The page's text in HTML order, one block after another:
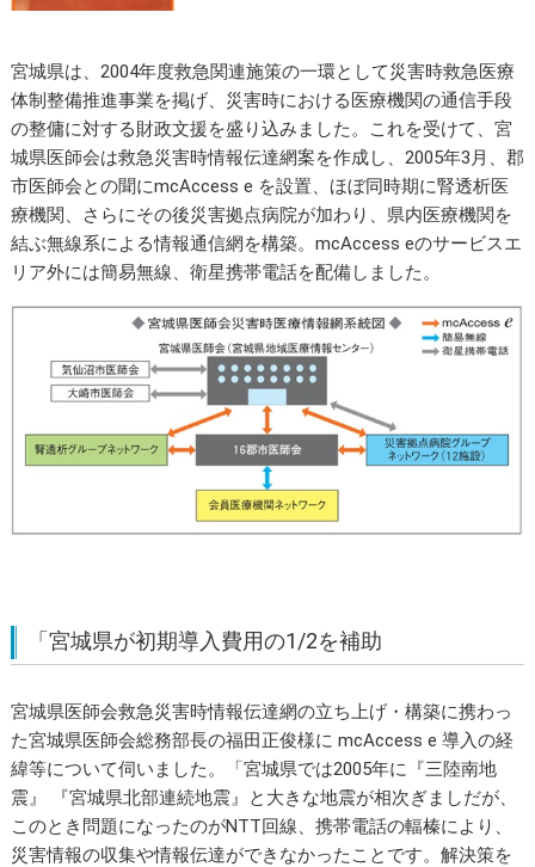
宮城県は、2004年度救急関連施策の一環として災害時救急医療
体制整備推進事業を掲げ、災害時における医療機関の通信手段
の整傭に対する財政文援を盛り込みました。これを受けて、宮
城県医師会は救急災害時情報伝達網案を作成し、2005年3月、郡
市医師会との聞にmcAccess e を設置、ほぼ同時期に腎透析医
療機関、さらにその後災害拠点病院が加わり、県内医療機関を
結ぶ無線系による情報通信網を構築。mcAccess eのサービスエ
リア外には簡易無線、衛星携帯電話を配備しました。
「宮城県が初期導入費用の1/2を補助
宮城県医師会救急災害時情報伝達網の立ち上げ・構築に携わっ
た宮城県医師会総務部長の福田正俊様に mcAccess e 導入の経
緯等について伺いました。「宮城県では2005年に『三陸南地
震』 『宮城県北部連続地震』と大きな地震が相次ぎましだが、
このとき問題になったのがNTT回線、携帯電話の輻榛により、
災害情報の収集や情報伝達ができなかったことです。解決策を